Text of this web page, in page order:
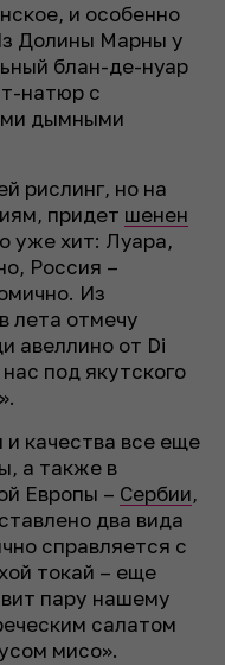
и особенно
Долины Марны у
блан-де-нуар
натюр с
дымными
рислинг, но на
придет шенен
уже хит: Луара,
Россия –
Из
лета отмечу
авеллино от Di
под якутского
качества все еще
а также в
Европы – Сербии,
два вида
справляется с
токай – еще
пару нашему
салатом
мисо».